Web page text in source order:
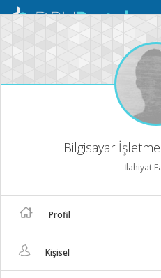
Bilgisayar
İlahiyat
Profil
Kişisel